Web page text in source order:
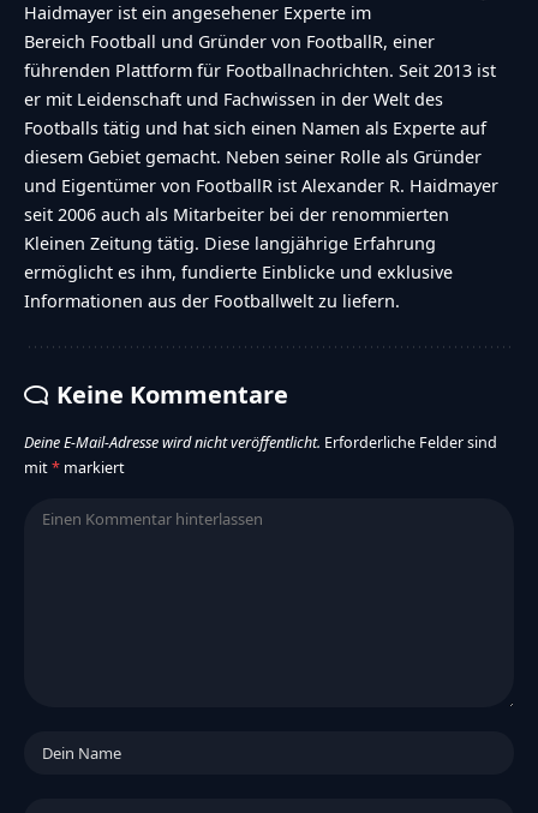
Haidmayer ist ein angesehener Experte im
Bereich Football und Gründer von FootballR, einer
führenden Plattform für Footballnachrichten. Seit 2013 ist
er mit Leidenschaft und Fachwissen in der Welt des
Footballs tätig und hat sich einen Namen als Experte auf
diesem Gebiet gemacht. Neben seiner Rolle als Gründer
und Eigentümer von FootballR ist Alexander R. Haidmayer
seit 2006 auch als Mitarbeiter bei der renommierten
Kleinen Zeitung tätig. Diese langjährige Erfahrung
ermöglicht es ihm, fundierte Einblicke und exklusive
Informationen aus der Footballwelt zu liefern.
Keine Kommentare
Deine E-Mail-Adresse wird nicht veröffentlicht. Erforderliche Felder sind
mit* markiert